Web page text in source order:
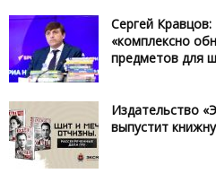
Сергей
«комплексно
предметов для
Издательство
выпустит